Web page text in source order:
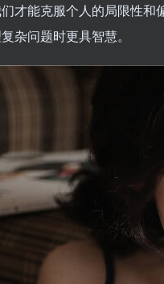
才能克服个人的局限性
杂问题时更具智慧。